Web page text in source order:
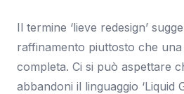
Il termine ‘lieve redesign’
raffinamento piuttosto che
completa. Ci si può aspettare
abbandoni il linguaggio ‘Liquid